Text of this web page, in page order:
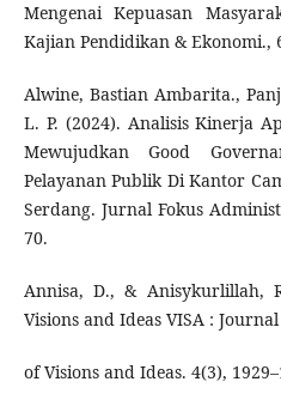
Mengenai Kepuasan
Kajian Pendidikan & Ekonomi.,
Alwine, Bastian Ambarita.,
L. P. (2024). Analisis Kinerja
Mewujudkan Good
Pelayanan Publik Di Kantor
Serdang. Jurnal Fokus
70.
Annisa, D., & Anisykurlillah,
Visions and Ideas VISA : Journal
of Visions and Ideas. 4(3),